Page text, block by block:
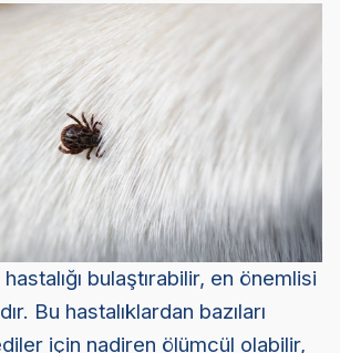
bulaştırabilir, en önemlisi
Bu hastalıklardan bazıları
için nadiren ölümcül olabilir,